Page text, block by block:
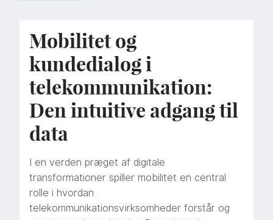
Mobilitet og
kundedialog i
telekommunikation:
Den intuitive adgang til
data
I en verden præget af digitale
transformationer spiller mobilitet en central
rolle i hvordan
telekommunikationsvirksomheder forstår og